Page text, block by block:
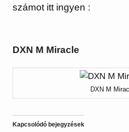
számot itt ingyen :
DXN M Miracle
DXN M
Kapcsolódó bejegyzések